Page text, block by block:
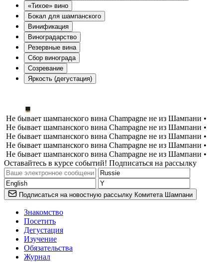
«Тихое» вино
Бокал для шампанского
Винификация
Виноградарство
Резервные вина
Сбор винограда
Созревание
Яркость (дегустация)
Не бывает шампанского вина Champagne не из Шампани •
Не бывает шампанского вина Champagne не из Шампани •
Не бывает шампанского вина Champagne не из Шампани •
Не бывает шампанского вина Champagne не из Шампани •
Не бывает шампанского вина Champagne не из Шампани •
Оставайтесь в курсе событий! Подписаться на рассылку
Подписаться на новостную рассылку Комитета Шампани
Знакомство
Посетить
Дегустация
Изучение
Обязательства
Журнал